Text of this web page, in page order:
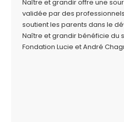
Naître et grandir offre une
validée par des
soutient les parents dans le
Naître et grandir bénéficie du
Fondation Lucie et André